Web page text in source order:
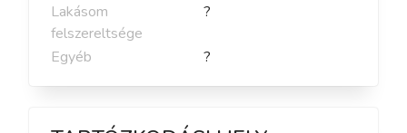
Lakásom
felszereltsége
?
Egyéb ?